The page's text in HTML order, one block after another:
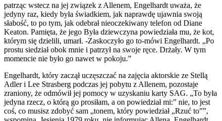
patrząc wstecz na jej związek z Allenem, Engelhardt uważa, że
jedyny raz, kiedy była świadkiem, jak naprawdę ujawnia swoją
słabość, to po tym, jak odebrał nieoczekiwany telefon od Diane
Keaton. Pamięta, że jego Była dziewczyna powiedziała mu, że kot,
którym się dzielili, umarł. -Zaskoczyło go to-mówi Engelhardt. „Po
prostu siedział obok mnie i patrzył na swoje ręce. Drżały. W tym
momencie nie było go nawet w pokoju.”
Engelhardt, który zaczął uczęszczać na zajęcia aktorskie ze Stellą
Adler i Lee Strasberg podczas jej pobytu z Allenem, pozostaje
zraniony, że odmówił jej pomocy w uzyskaniu karty SAG. „To była
jedyna rzecz, o którą go prosiłam, a on powiedział mi:” nie, to jest
coś, co musisz zdobyć sam „tonem, który powiedział „Rzuć to””,